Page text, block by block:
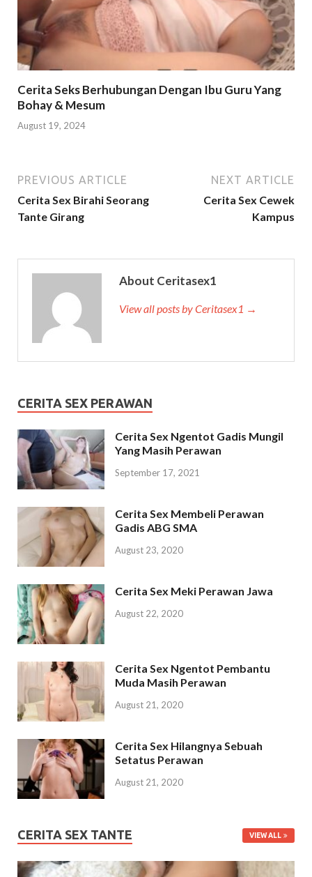
Cerita Seks Berhubungan Dengan Ibu Guru Yang
Bohay & Mesum
August 19, 2024
PREVIOUS ARTICLE
Cerita Sex Birahi Seorang
Tante Girang
NEXT ARTICLE
Cerita Sex Cewek
Kampus
About Ceritasex1
View all posts by Ceritasex1 →
CERITA SEX PERAWAN
Cerita Sex Ngentot Gadis Mungil
Yang Masih Perawan
September 17, 2021
Cerita Sex Membeli Perawan
Gadis ABG SMA
August 23, 2020
Cerita Sex Meki Perawan Jawa
August 22, 2020
Cerita Sex Ngentot Pembantu
Muda Masih Perawan
August 21, 2020
Cerita Sex Hilangnya Sebuah
Setatus Perawan
August 21, 2020
CERITA SEX TANTE VIEW ALL